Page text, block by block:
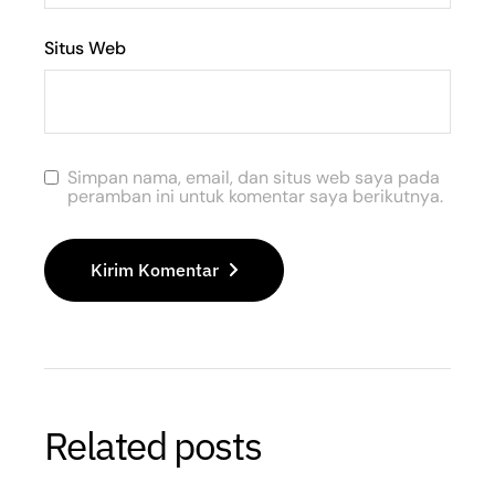
Situs Web
Simpan nama, email, dan situs web saya pada
peramban ini untuk komentar saya berikutnya.
Kirim Komentar
Related posts